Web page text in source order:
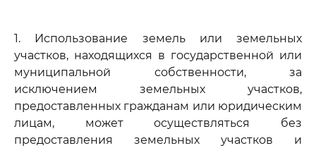
1. Использование земель или земельных
участков, находящихся в государственной или
муниципальной собственности, за
исключением земельных участков,
предоставленных гражданам или юридическим
лицам, может осуществляться без
предоставления земельных участков и